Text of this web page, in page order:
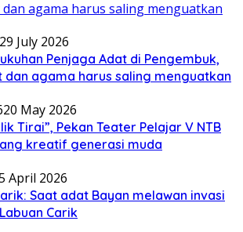
29 July 2026
Penjaga Adat di Pengembuk,
dan agama harus saling menguatkan
20 May 2026
Tirai”, Pekan Teater Pelajar V NTB
kreatif generasi muda
April 2026
Saat adat Bayan melawan invasi
Carik